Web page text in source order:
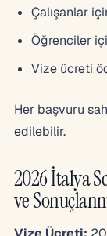
Çalışanlar
Öğrenciler
Vize ücreti
Her başvuru
edilebilir.
2026 İtalya
ve